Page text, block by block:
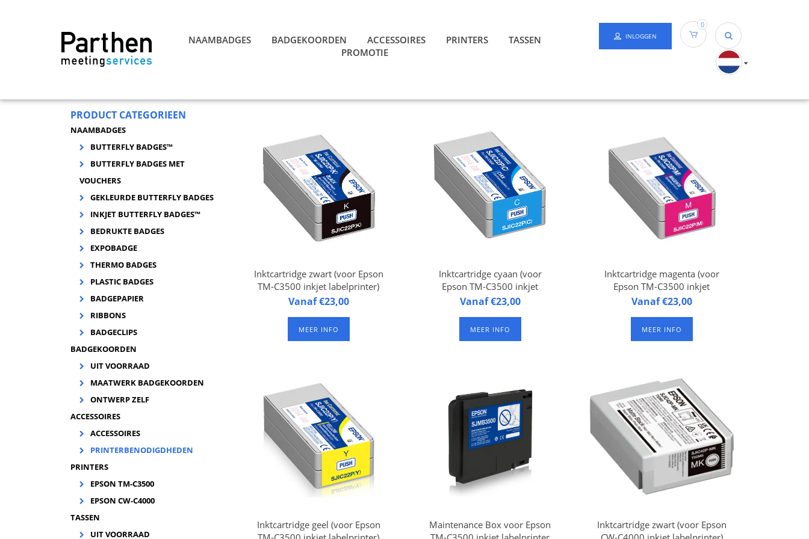
NAAMBADGES BADGEKOORDEN ACCESSOIRES PRINTERS
TASSEN
PROMOTIE
INLOGGEN
0
PRODUCT CATEGORIEEN
NAAMBADGES
BUTTERFLY BADGES™
BUTTERFLY BADGES MET
VOUCHERS
GEKLEURDE BUTTERFLY BADGES
INKJET BUTTERFLY BADGES™
BEDRUKTE BADGES
EXPOBADGE
THERMO BADGES
PLASTIC BADGES
BADGEPAPIER
RIBBONS
BADGECLIPS
BADGEKOORDEN
UIT VOORRAAD
MAATWERK BADGEKOORDEN
ONTWERP ZELF
ACCESSOIRES
ACCESSOIRES
PRINTERBENODIGDHEDEN
PRINTERS
EPSON TM-C3500
EPSON CW-C4000
TASSEN
UIT VOORRAAD
Inktcartridge zwart (voor Epson
TM-C3500 inkjet labelprinter)
Inktcartridge zwart TM-C3500
C3500 inkjet labelprinter).
Duurzame pigmentinkt
Vanaf €23,00
MEER INFO
Inktcartridge cyaan (voor
Epson TM-C3500 inkjet
labelprinter)
Inktcartridge cyaan TM-C3500
inkjet labelprinter). Duurzame
pigmentinkt (waterproof)
Vanaf €23,00
MEER INFO
Inktcartridge magenta (voor
Epson TM-C3500 inkjet
labelprinter)
Inktcartridge magenta TM-
TM-C3500 inkjet labelprinter).
Duurzame pigmentinkt
Vanaf €23,00
MEER INFO
Inktcartridge geel (voor Epson
Maintenance Box voor Epson
Inktcartridge zwart (voor Epson